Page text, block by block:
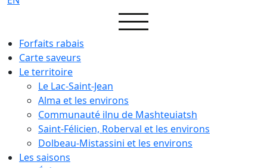
Forfaits rabais
Carte saveurs
Le territoire
Le Lac-Saint-Jean
Alma et les environs
Communauté ilnu de Mashteuiatsh
Saint-Félicien, Roberval et les environs
Dolbeau-Mistassini et les environs
Les saisons